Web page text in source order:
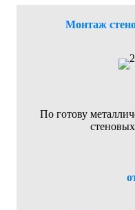
Монтаж
По готову